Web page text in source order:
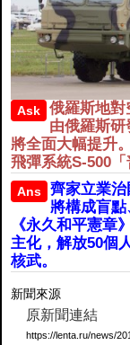
Ask
俄羅斯地對
由俄羅斯
將全面大幅提升
飛彈系統S-500「
Ans
齊家立業治
將構成盲
《永久和平憲章
主化，解放50個
核武。
新聞來源
原新聞連結
https://lenta.ru/news/